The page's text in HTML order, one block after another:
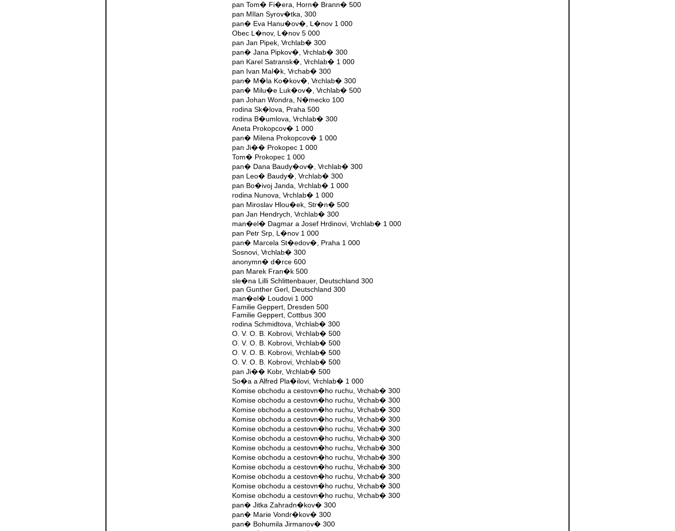
pan Tom� Fi�era, Horn� Brann� 500
pan MIlan Syrov�tka, 300
pan� Eva Hanu�ov�, L�nov 1 000
Obec L�nov, L�nov 5 000
pan Jan Pipek, Vrchlab� 300
pan� Jana Pipkov�, Vrchlab� 300
pan Karel Satransk�, Vrchlab� 1 000
pan Ivan Mal�k, Vrchab� 300
pan� M�la Ko�kov�, Vrchlab� 300
pan� Milu�e Luk�ov�, Vrchlab� 500
pan Johan Wondra, N�mecko 100
rodina Sk�lova, Praha 500
rodina B�umlova, Vrchlab� 300
Aneta Prokopcov� 1 000
pan� Milena Prokopcov� 1 000
pan Ji�� Prokopec 1 000
Tom� Prokopec 1 000
pan� Dana Baudy�ov�, Vrchlab� 300
pan Leo� Baudy�, Vrchlab� 300
pan Bo�ivoj Janda, Vrchlab� 1 000
rodina Nunova, Vrchlab� 1 000
pan Miroslav Hlou�ek, Str�n� 500
pan Jan Hendrych, Vrchlab� 300
man�el� Dagmar a Josef Hrdinovi, Vrchlab� 1 000
pan Petr Srp, L�nov 1 000
pan� Marcela St�edov�, Praha 1 000
Sosnovi, Vrchlab� 300
anonymn� d�rce 600
pan Marek Fran�k 500
sle�na Lilli Schlittenbauer, Deutschland 300
pan Gunther Gerl, Deutschland 300
man�el� Loudovi 1 000
Familie Geppert, Dresden 500
Familie Geppert, Cottbus 300
rodina Schmidtova, Vrchlab� 300
O. V. O. B. Kobrovi, Vrchlab� 500
O. V. O. B. Kobrovi, Vrchlab� 500
O. V. O. B. Kobrovi, Vrchlab� 500
O. V. O. B. Kobrovi, Vrchlab� 500
pan Ji�� Kobr, Vrchlab� 500
So�a a Alfred Pla�ilovi, Vrchlab� 1 000
Komise obchodu a cestovn�ho ruchu, Vrchab� 300
Komise obchodu a cestovn�ho ruchu, Vrchab� 300
Komise obchodu a cestovn�ho ruchu, Vrchab� 300
Komise obchodu a cestovn�ho ruchu, Vrchab� 300
Komise obchodu a cestovn�ho ruchu, Vrchab� 300
Komise obchodu a cestovn�ho ruchu, Vrchab� 300
Komise obchodu a cestovn�ho ruchu, Vrchab� 300
Komise obchodu a cestovn�ho ruchu, Vrchab� 300
Komise obchodu a cestovn�ho ruchu, Vrchab� 300
Komise obchodu a cestovn�ho ruchu, Vrchab� 300
Komise obchodu a cestovn�ho ruchu, Vrchab� 300
Komise obchodu a cestovn�ho ruchu, Vrchab� 300
pan� Jitka Zahradn�kov� 300
pan� Marie Vondr�kov� 300
pan� Bohumila Jirmanov� 300